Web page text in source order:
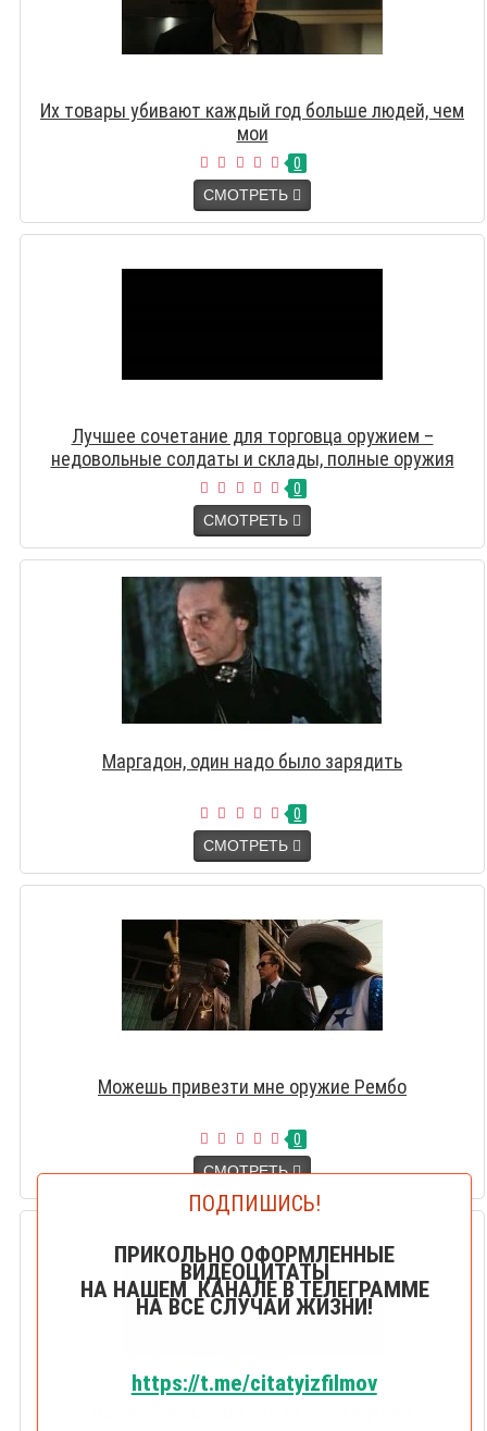
Их товары убивают каждый год больше людей, чем
мои
0
СМОТРЕТЬ
Лучшее сочетание для торговца оружием –
недовольные солдаты и склады, полные оружия
0
СМОТРЕТЬ
Маргадон, один надо было зарядить
0
СМОТРЕТЬ
Можешь привезти мне оружие Рембо
0
СМОТРЕТЬ
ПОДПИШИСЬ!
ПРИКОЛЬНО ОФОРМЛЕННЫЕ
ВИДЕОЦИТАТЫ
НА НАШЕМ КАНАЛЕ В ТЕЛЕГРАММЕ
НА ВСЕ СЛУЧАИ ЖИЗНИ!
https://t.me/citatyizfilmov